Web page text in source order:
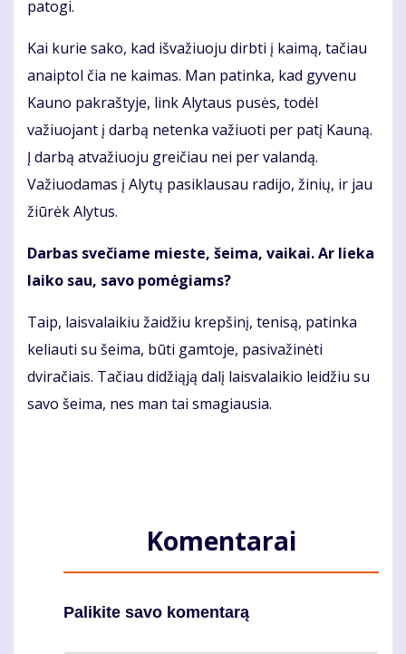
patogi.
Kai kurie sako, kad išvažiuoju dirbti į kaimą, tačiau
anaiptol čia ne kaimas. Man patinka, kad gyvenu
Kauno pakraštyje, link Alytaus pusės, todėl
važiuojant į darbą netenka važiuoti per patį Kauną.
Į darbą atvažiuoju greičiau nei per valandą.
Važiuodamas į Alytų pasiklausau radijo, žinių, ir jau
žiūrėk Alytus.
Darbas svečiame mieste, šeima, vaikai. Ar lieka
laiko sau, savo pomėgiams?
Taip, laisvalaikiu žaidžiu krepšinį, tenisą, patinka
keliauti su šeima, būti gamtoje, pasivažinėti
dviračiais. Tačiau didžiąją dalį laisvalaikio leidžiu su
savo šeima, nes man tai smagiausia.
Komentarai
Palikite savo komentarą